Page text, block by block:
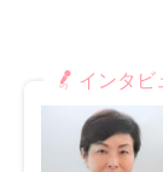
インタビ